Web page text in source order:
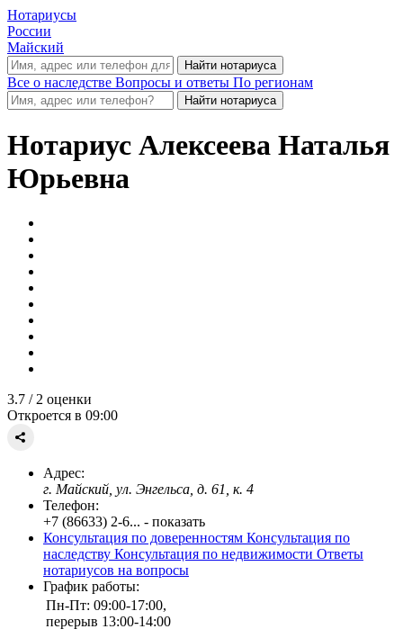
Нотариусы
России
Майский
Все о наследстве Вопросы и ответы По регионам
Нотариус Алексеева Наталья
Юрьевна
3.7 / 2 оценки
Откроется в 09:00
Адрес:
г. Майский, ул. Энгельса, д. 61, к. 4
Телефон:
+7 (86633) 2-6... - показать
Консультация по доверенностям Консультация по
наследству Консультация по недвижимости Ответы
нотариусов на вопросы
График работы:
Пн-Пт: 09:00-17:00,
перерыв 13:00-14:00